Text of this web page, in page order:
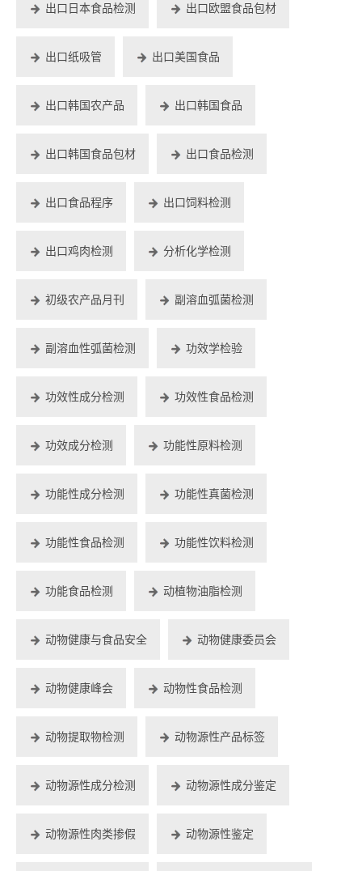
出口日本食品检测 出口欧盟食品包材
出口纸吸管 出口美国食品
出口韩国农产品 出口韩国食品
出口韩国食品包材 出口食品检测
出口食品程序 出口饲料检测
出口鸡肉检测 分析化学检测
初级农产品月刊 副溶血弧菌检测
副溶血性弧菌检测 功效学检验
功效性成分检测 功效性食品检测
功效成分检测 功能性原料检测
功能性成分检测 功能性真菌检测
功能性食品检测 功能性饮料检测
功能食品检测 动植物油脂检测
动物健康与食品安全 动物健康委员会
动物健康峰会 动物性食品检测
动物提取物检测 动物源性产品标签
动物源性成分检测 动物源性成分鉴定
动物源性肉类掺假 动物源性鉴定